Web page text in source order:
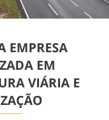
EMPRESA
EM
VIÁRIA E